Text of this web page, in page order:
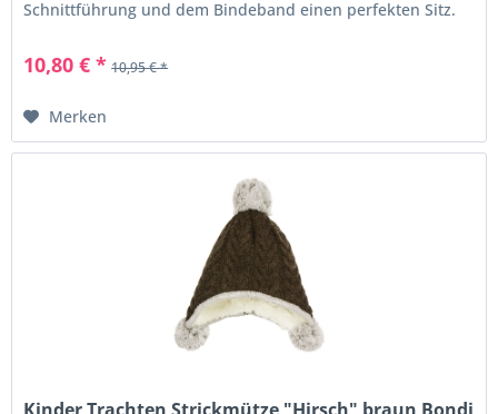
Schnittführung und dem Bindeband einen perfekten Sitz.
10,80 € * 10,95 € *
Merken